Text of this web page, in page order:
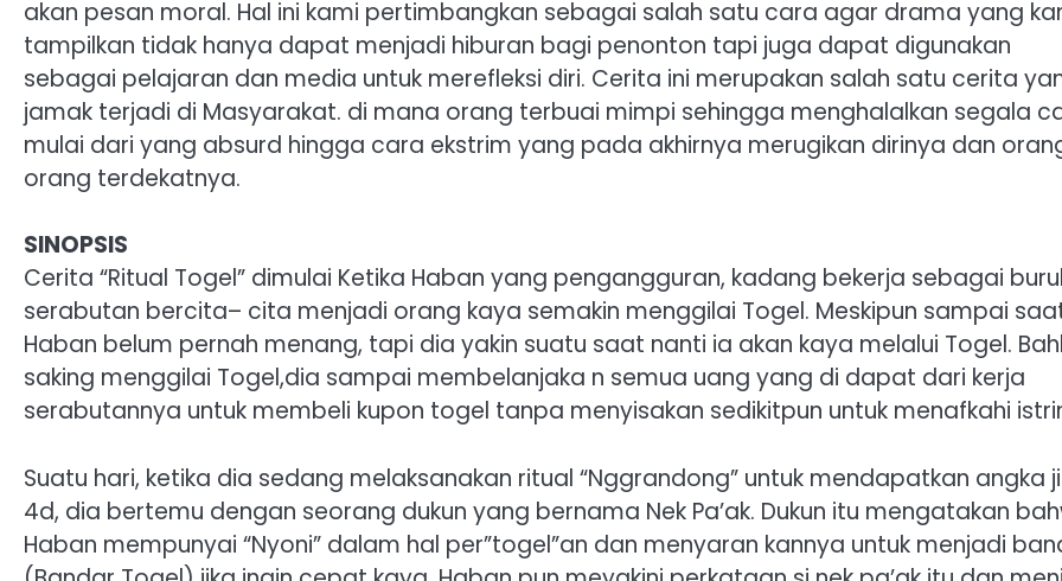
akan pesan moral. Hal ini kami pertimbangkan sebagai salah satu cara agar drama yang
tampilkan tidak hanya dapat menjadi hiburan bagi penonton tapi juga dapat digunakan
sebagai pelajaran dan media untuk merefleksi diri. Cerita ini merupakan salah satu cerita
jamak terjadi di Masyarakat. di mana orang terbuai mimpi sehingga menghalalkan segala
mulai dari yang absurd hingga cara ekstrim yang pada akhirnya merugikan dirinya dan
orang terdekatnya.
SINOPSIS
Cerita “Ritual Togel” dimulai Ketika Haban yang pengangguran, kadang bekerja sebagai
serabutan bercita– cita menjadi orang kaya semakin menggilai Togel. Meskipun sampai
Haban belum pernah menang, tapi dia yakin suatu saat nanti ia akan kaya melalui Togel.
saking menggilai Togel,dia sampai membelanjaka n semua uang yang di dapat dari kerja
serabutannya untuk membeli kupon togel tanpa menyisakan sedikitpun untuk menafkahi
Suatu hari, ketika dia sedang melaksanakan ritual “Nggrandong” untuk mendapatkan angka
4d, dia bertemu dengan seorang dukun yang bernama Nek Pa’ak. Dukun itu mengatakan
Haban mempunyai “Nyoni” dalam hal per”togel”an dan menyaran kannya untuk menjadi